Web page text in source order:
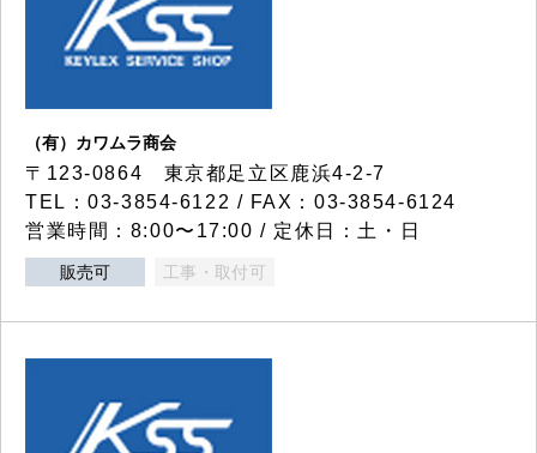
（有）カワムラ商会
〒123-0864 東京都足立区鹿浜4-2-7
TEL：03-3854-6122 / FAX：03-3854-6124
営業時間：8:00〜17:00 / 定休日：土・日
販売可 工事・取付可